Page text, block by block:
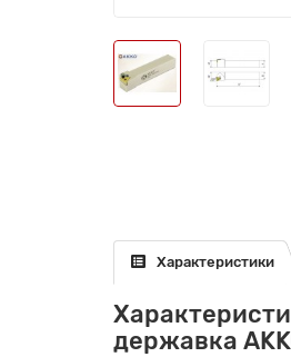
Характеристики
державка